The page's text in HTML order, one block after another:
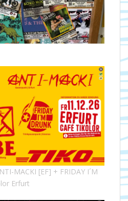
MACKI [EF] + FRIDAY I´M
Erfurt